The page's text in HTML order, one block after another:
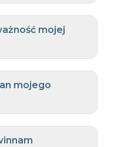
mojej
mojego